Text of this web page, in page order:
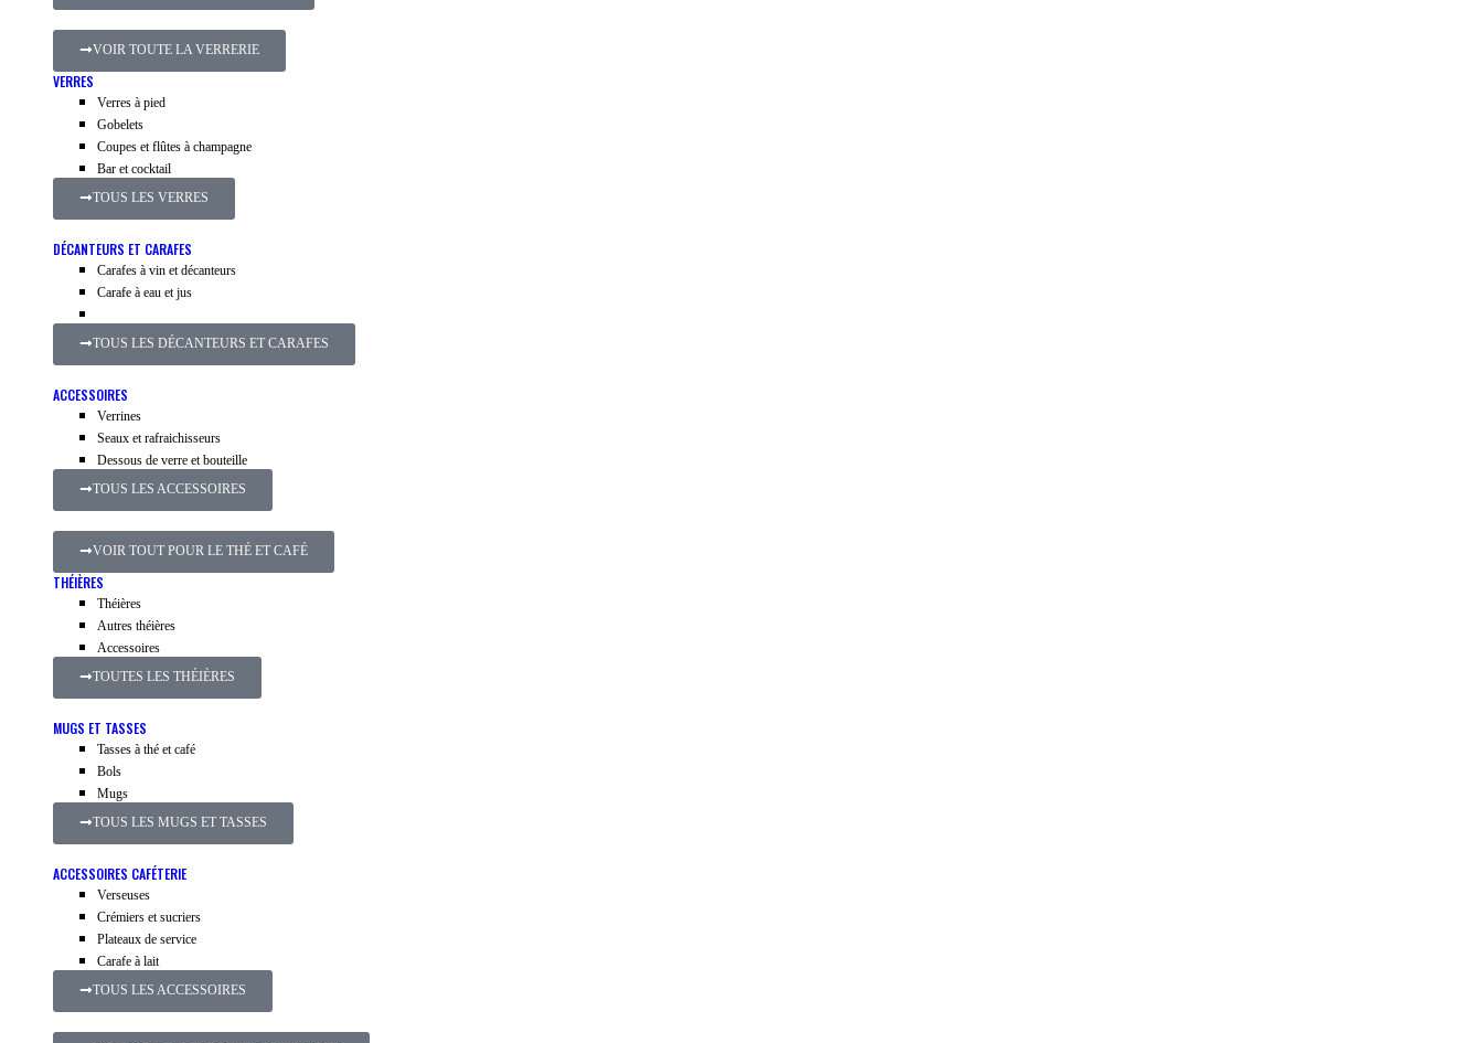
VOIR TOUTE LA VERRERIE
VERRES
Verres à pied
Gobelets
Coupes et flûtes à champagne
Bar et cocktail
TOUS LES VERRES
DÉCANTEURS ET CARAFES
Carafes à vin et décanteurs
Carafe à eau et jus
TOUS LES DÉCANTEURS ET CARAFES
ACCESSOIRES
Verrines
Seaux et rafraichisseurs
Dessous de verre et bouteille
TOUS LES ACCESSOIRES
VOIR TOUT POUR LE THÉ ET CAFÉ
THÉIÈRES
Théières
Autres théières
Accessoires
TOUTES LES THÉIÈRES
MUGS ET TASSES
Tasses à thé et café
Bols
Mugs
TOUS LES MUGS ET TASSES
ACCESSOIRES CAFÉTERIE
Verseuses
Crémiers et sucriers
Plateaux de service
Carafe à lait
TOUS LES ACCESSOIRES